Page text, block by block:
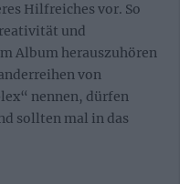
Hilfreiches vor. So
und
Album herauszuhören
von
nennen, dürfen
sollten mal in das